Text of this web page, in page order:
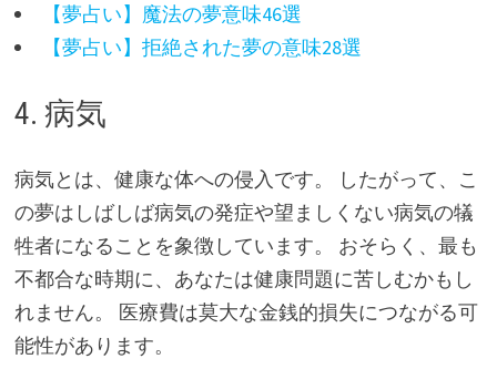
【夢占い】魔法の夢意味46選
【夢占い】拒絶された夢の意味28選
4. 病気
病気とは、健康な体への侵入です。 したがって、こ
の夢はしばしば病気の発症や望ましくない病気の犠
牲者になることを象徴しています。 おそらく、最も
不都合な時期に、あなたは健康問題に苦しむかもし
れません。 医療費は莫大な金銭的損失につながる可
能性があります。